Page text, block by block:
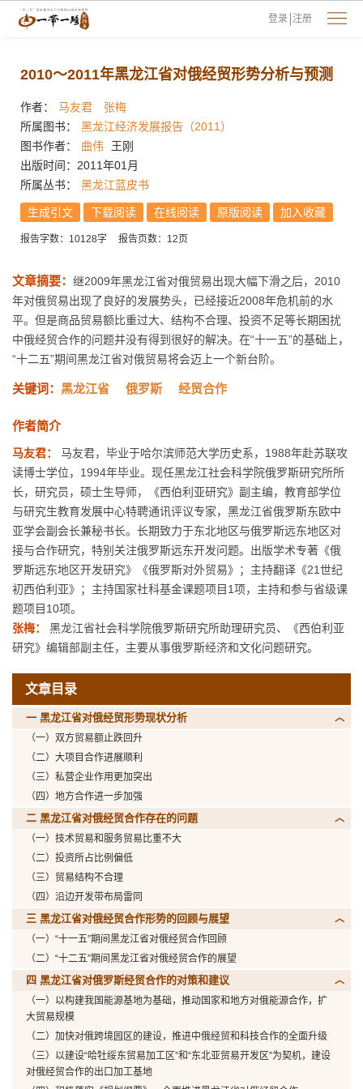
登录 注册
2010～2011年黑龙江省对俄经贸形势分析与预测
作者： 马友君
张梅
所属图书：
黑龙江经济发展报告（2011）
图书作者：
曲伟
王刚
出版时间：2011年01月
所属丛书：
黑龙江蓝皮书
生成引文 下载阅读 在线阅读 原版阅读 加入收藏
报告字数：10128字 报告页数：12页
文章摘要： 继2009年黑龙江省对俄贸易出现大幅下滑之后，2010
年对俄贸易出现了良好的发展势头，已经接近2008年危机前的水
平。但是商品贸易额比重过大、结构不合理、投资不足等长期困扰
中俄经贸合作的问题并没有得到很好的解决。在“十一五”的基础上，
“十二五”期间黑龙江省对俄贸易将会迈上一个新台阶。
关键词： 黑龙江省 俄罗斯 经贸合作
作者简介
马友君：
马友君，毕业于哈尔滨师范大学历史系，1988年赴苏联攻
读博士学位，1994年毕业。现任黑龙江社会科学院俄罗斯研究所所
长，研究员，硕士生导师，《西伯利亚研究》副主编，教育部学位
与研究生教育发展中心特聘通讯评议专家，黑龙江省俄罗斯东欧中
亚学会副会长兼秘书长。长期致力于东北地区与俄罗斯远东地区对
接与合作研究，特别关注俄罗斯远东开发问题。出版学术专著《俄
罗斯远东地区开发研究》《俄罗斯对外贸易》；主持翻译《21世纪
初西伯利亚》；主持国家社科基金课题项目1项，主持和参与省级课
题项目10项。
张梅：
黑龙江省社会科学院俄罗斯研究所助理研究员、《西伯利亚
研究》编辑部副主任，主要从事俄罗斯经济和文化问题研究。
文章目录
一 黑龙江省对俄经贸形势现状分析
（一）双方贸易额止跌回升
（二）大项目合作进展顺利
（三）私营企业作用更加突出
（四）地方合作进一步加强
二 黑龙江省对俄经贸合作存在的问题
（一）技术贸易和服务贸易比重不大
（二）投资所占比例偏低
（三）贸易结构不合理
（四）沿边开发带布局雷同
三 黑龙江省对俄经贸合作形势的回顾与展望
（一）“十一五”期间黑龙江省对俄经贸合作回顾
（二）“十二五”期间黑龙江省对俄经贸合作的展望
四 黑龙江省对俄罗斯经贸合作的对策和建议
（一）以构建我国能源基地为基础，推动国家和地方对俄能源合作，扩
大贸易规模
（二）加快对俄跨境园区的建设，推进中俄经贸和科技合作的全面升级
（三）以建设“哈牡绥东贸易加工区”和“东北亚贸易开发区”为契机，建设
对俄经贸合作的出口加工基地